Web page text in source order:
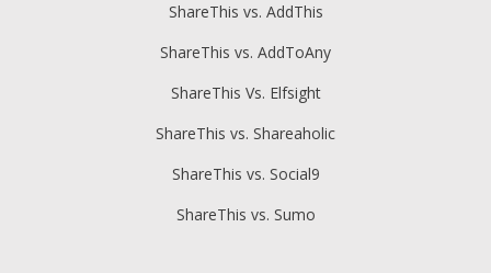
ShareThis vs. AddThis
ShareThis vs. AddToAny
ShareThis Vs. Elfsight
ShareThis vs. Shareaholic
ShareThis vs. Social9
ShareThis vs. Sumo